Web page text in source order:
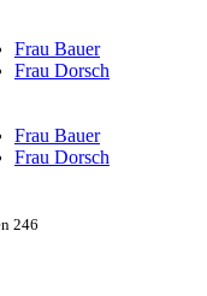
Frau Bauer
Frau Dorsch
Frau Bauer
Frau Dorsch
246